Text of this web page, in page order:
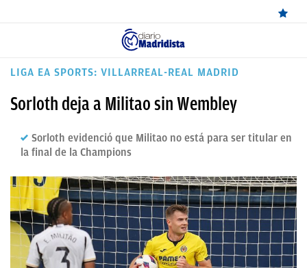
ÚLTIMAS
MADRID
CANTERA
FICHAJES
DIRECTO
LIGA EA SPORTS: VILLARREAL-REAL MADRID
Sorloth deja a Militao sin Wembley
Sorloth evidenció que Militao no está para ser titular en
la final de la Champions